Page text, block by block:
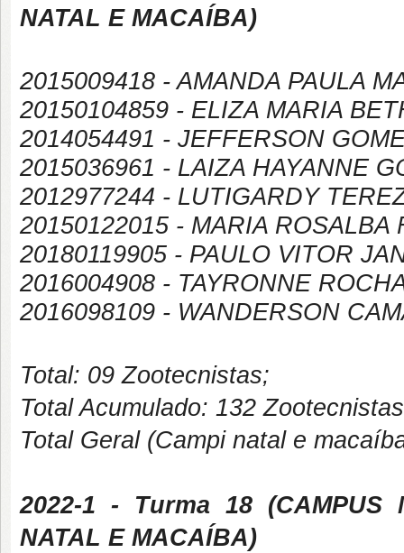
NATAL E MACAÍBA)
2015009418 - AMANDA PAULA
20150104859 - ELIZA MARIA
2014054491 - JEFFERSON
2015036961 - LAIZA HAYANNE
2012977244 - LUTIGARDY
20150122015 - MARIA ROSALBA
20180119905 - PAULO VITOR
2016004908 - TAYRONNE
2016098109 - WANDERSON
Total: 09 Zootecnistas;
Total Acumulado: 132
Total Geral (Campi natal e
2022-1 - Turma 18 (CAMPUS
NATAL E MACAÍBA)